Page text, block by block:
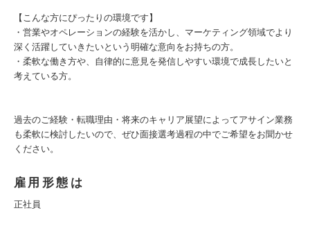
【こんな方にぴったりの環境です】
・営業やオペレーションの経験を活かし、マーケティング領域でより
深く活躍していきたいという明確な意向をお持ちの方。
・柔軟な働き方や、自律的に意見を発信しやすい環境で成長したいと
考えている方。
過去のご経験・転職理由・将来のキャリア展望によってアサイン業務
も柔軟に検討したいので、ぜひ面接選考過程の中でご希望をお聞かせ
ください。
雇用形態は
正社員